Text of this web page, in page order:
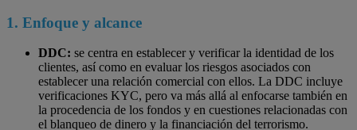
1. Enfoque y alcance
DDC: se centra en establecer y verificar la identidad de los
clientes, así como en evaluar los riesgos asociados con
establecer una relación comercial con ellos. La DDC incluye
verificaciones KYC, pero va más allá al enfocarse también en
la procedencia de los fondos y en cuestiones relacionadas con
el blanqueo de dinero y la financiación del terrorismo.